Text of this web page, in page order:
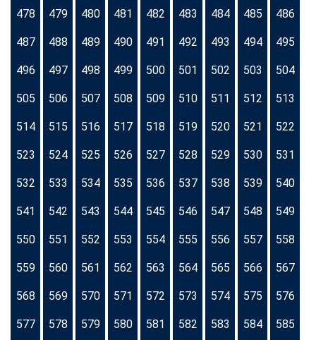
478 479 480 481 482 483 484 485 486
487 488 489 490 491 492 493 494 495
496 497 498 499 500 501 502 503 504
505 506 507 508 509 510 511 512 513
514 515 516 517 518 519 520 521 522
523 524 525 526 527 528 529 530 531
532 533 534 535 536 537 538 539 540
541 542 543 544 545 546 547 548 549
550 551 552 553 554 555 556 557 558
559 560 561 562 563 564 565 566 567
568 569 570 571 572 573 574 575 576
577 578 579 580 581 582 583 584 585